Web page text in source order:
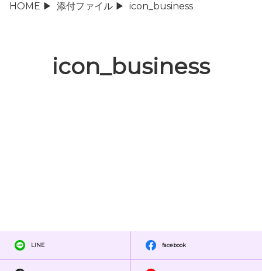
HOME ▶ 添付ファイル ▶ icon_business
icon_business
LINE facebook